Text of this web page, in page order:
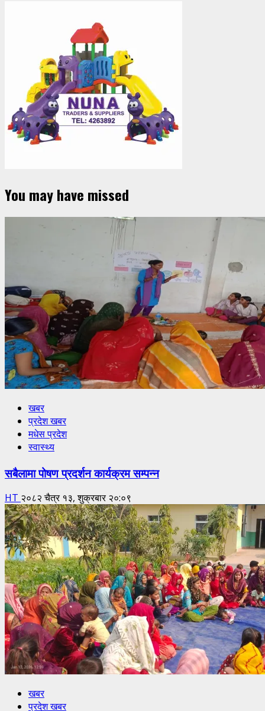
You may have missed
खबर
प्रदेश खबर
मधेस प्रदेश
स्वास्थ्य
सबैलामा पोषण प्रदर्शन कार्यक्रम सम्पन्न
HT २०८२ चैत्र १३, शुक्रबार २०:०९
खबर
प्रदेश खबर